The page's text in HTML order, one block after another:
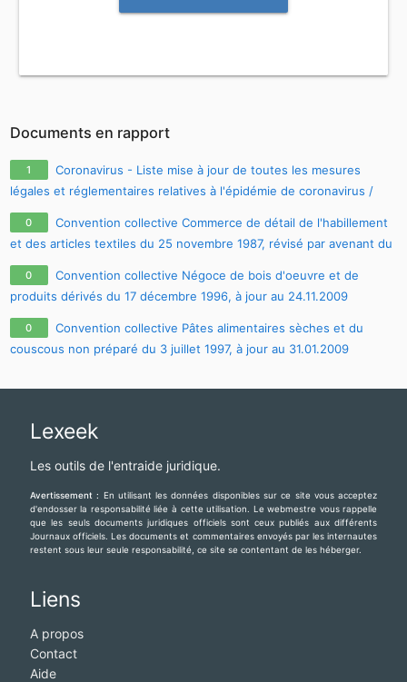
Documents en rapport
1
Coronavirus - Liste mise à jour de toutes les mesures
légales et réglementaires relatives à l'épidémie de coronavirus /
covid-19 / sars-cov-2
0
Convention collective Commerce de détail de l'habillement
et des articles textiles du 25 novembre 1987, révisé par avenant du
17 juin 2004, à jour au 29.01.2011
0
Convention collective Négoce de bois d'oeuvre et de
produits dérivés du 17 décembre 1996, à jour au 24.11.2009
0
Convention collective Pâtes alimentaires sèches et du
couscous non préparé du 3 juillet 1997, à jour au 31.01.2009
Lexeek
Les outils de l'entraide juridique.
Avertissement : En utilisant les données disponibles sur ce site vous acceptez
d'endosser la responsabilité liée à cette utilisation. Le webmestre vous rappelle
que les seuls documents juridiques officiels sont ceux publiés aux différents
Journaux officiels. Les documents et commentaires envoyés par les internautes
restent sous leur seule responsabilité, ce site se contentant de les héberger.
Liens
A propos
Contact
Aide